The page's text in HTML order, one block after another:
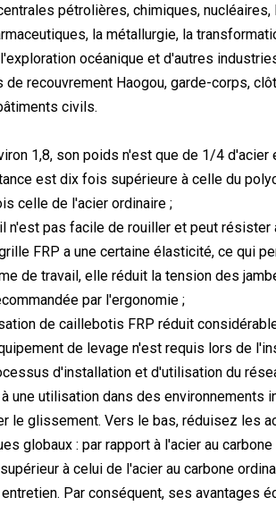
pétrolières, chimiques,
la métallurgie, la
océanique et d'autres
recouvrement Haogou, garde-corps,
civils.
1,8, son poids n'est que de 1/4 d'acier
est dix fois supérieure à celle du
celle de l'acier ordinaire ;
n'est pas facile de rouiller et peut
FRP a une certaine élasticité, ce qui
de travail, elle réduit la tension des
par l'ergonomie ;
de caillebotis FRP réduit
de levage n'est requis lors de
d'installation et d'utilisation du
une utilisation dans des
le glissement. Vers le bas, réduisez les
globaux : par rapport à l'acier au
à celui de l'acier au carbone
Par conséquent, ses avantages